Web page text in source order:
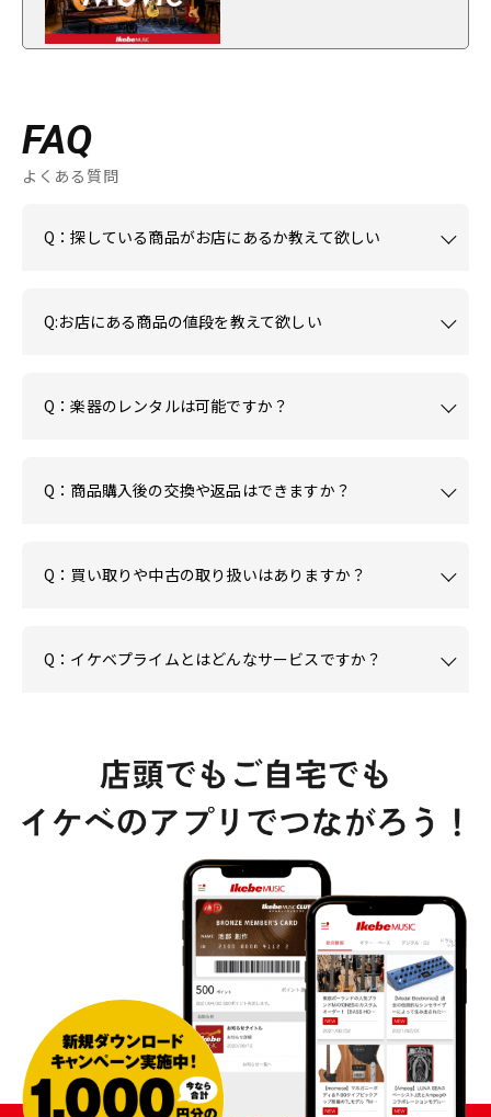
FAQ
よくある質問
Q：探している商品がお店にあるか教えて欲しい
Q:お店にある商品の値段を教えて欲しい
Q：楽器のレンタルは可能ですか？
Q：商品購入後の交換や返品はできますか？
Q：買い取りや中古の取り扱いはありますか？
Q：イケベプライムとはどんなサービスですか？